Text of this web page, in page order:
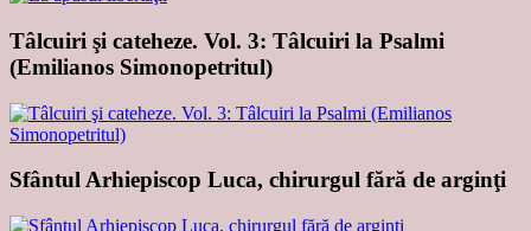
Tâlcuiri şi cateheze. Vol. 3: Tâlcuiri la Psalmi
(Emilianos Simonopetritul)
Sfântul Arhiepiscop Luca, chirurgul fără de arginţi